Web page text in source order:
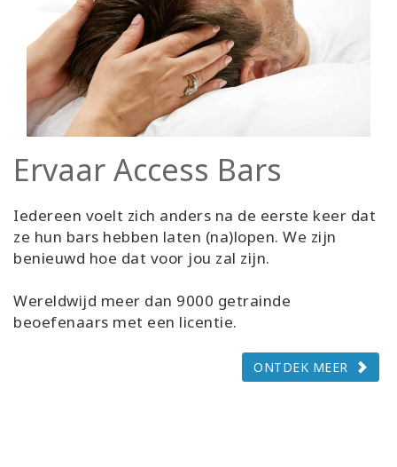
Ervaar Access Bars
Iedereen voelt zich anders na de eerste keer dat
ze hun bars hebben laten (na)lopen. We zijn
benieuwd hoe dat voor jou zal zijn.
Wereldwijd meer dan 9000 getrainde
beoefenaars met een licentie.
ONTDEK MEER